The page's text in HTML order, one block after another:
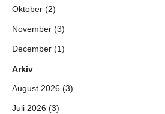
Oktober (2)
November (3)
December (1)
Arkiv
August 2026 (3)
Juli 2026 (3)